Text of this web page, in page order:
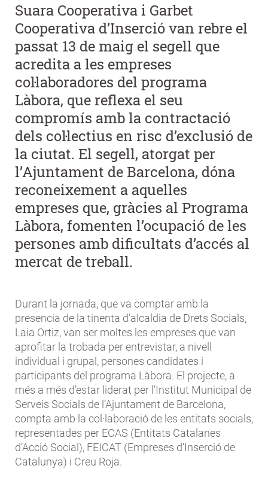
Suara Cooperativa i Garbet
Cooperativa d’Inserció van rebre el
passat 13 de maig el segell que
acredita a les empreses
col·laboradores del programa
Làbora, que reflexa el seu
compromís amb la contractació
dels col·lectius en risc d’exclusió de
la ciutat. El segell, atorgat per
l’Ajuntament de Barcelona, dóna
reconeixement a aquelles
empreses que, gràcies al Programa
Làbora, fomenten l’ocupació de les
persones amb dificultats d’accés al
mercat de treball.
Durant la jornada, que va comptar amb la
presencia de la tinenta d’alcaldia de Drets Socials,
Laia Ortiz, van ser moltes les empreses que van
aprofitar la trobada per entrevistar, a nivell
individual i grupal, persones candidates i
participants del programa Làbora. El projecte, a
més a més d’estar liderat per l’Institut Municipal de
Serveis Socials de l’Ajuntament de Barcelona,
compta amb la col·laboració de les entitats socials,
representades per ECAS (Entitats Catalanes
d’Acció Social), FEICAT (Empreses d’Inserció de
Catalunya) i Creu Roja.